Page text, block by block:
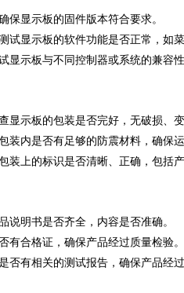
确保显示板的固件版本符合要求。
测试显示板的软件功能是否正常，如
显示板与不同控制器或系统的兼容性
查显示板的包装是否完好，无破损、变
装内是否有足够的防震材料，确保
装上的标识是否清晰、正确，包括
说明书是否齐全，内容是否准确。
有合格证，确保产品经过质量检验。
否有相关的测试报告，确保产品经过